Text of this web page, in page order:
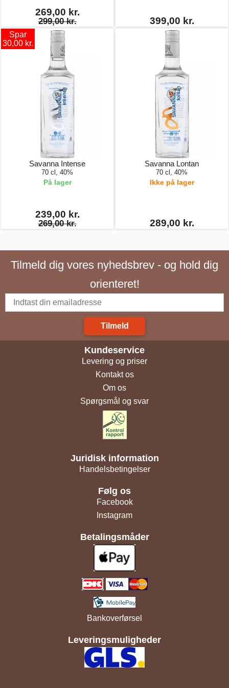
269,00 kr.
299,00 kr. 399,00 kr.
Spar
30,00 kr.
Savanna Intense
70 cl, 40%
På lager
239,00 kr.
269,00 kr.
Savanna Lontan
70 cl, 40%
Ikke på lager
289,00 kr.
Tilmeld dig vores nyhedsbrev - og hold dig
orienteret!
Tilmeld
Kundeservice
Levering og priser
Kontakt os
Om os
Spørgsmål og svar
Juridisk information
Handelsbetingelser
Følg os
Facebook
Instagram
Betalingsmåder
Bankoverførsel
Leveringsmuligheder